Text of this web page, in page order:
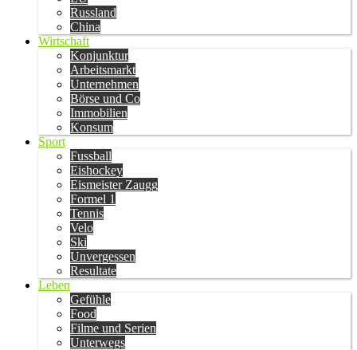
Russland
China
Wirtschaft
Konjunktur
Arbeitsmarkt
Unternehmen
Börse und Co
Immobilien
Konsum
Sport
Fussball
Eishockey
Eismeister Zaugg
Formel 1
Tennis
Velo
Ski
Unvergessen
Resultate
Leben
Gefühle
Food
Filme und Serien
Unterwegs